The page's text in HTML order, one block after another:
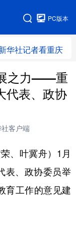
PC版本
华社记者看重庆
之力——重
代表、政协
客户端
、叶冀舟）1月
表、政协委员举
育工作的意见建